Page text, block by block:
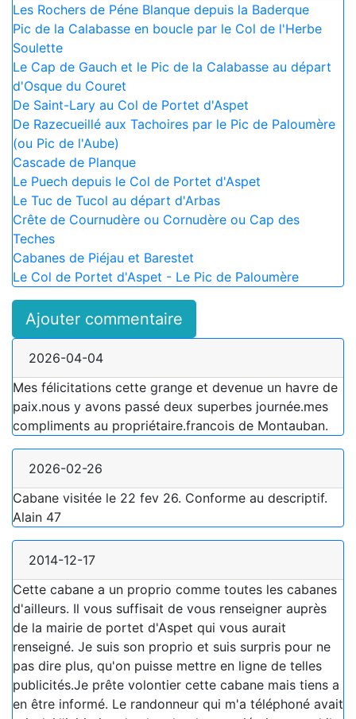
Les Rochers de Péne Blanque depuis la Baderque
Pic de la Calabasse en boucle par le Col de l'Herbe
Soulette
Le Cap de Gauch et le Pic de la Calabasse au départ
d'Osque du Couret
De Saint-Lary au Col de Portet d'Aspet
De Razecueillé aux Tachoires par le Pic de Paloumère
(ou Pic de l'Aube)
Cascade de Planque
Le Puech depuis le Col de Portet d'Aspet
Le Tuc de Tucol au départ d'Arbas
Crête de Cournudère ou Cornudère ou Cap des
Teches
Cabanes de Piéjau et Barestet
Le Col de Portet d'Aspet - Le Pic de Paloumère
Ajouter commentaire
2026-04-04
Mes félicitations cette grange et devenue un havre de
paix.nous y avons passé deux superbes journée.mes
compliments au propriétaire.francois de Montauban.
2026-02-26
Cabane visitée le 22 fev 26. Conforme au descriptif.
Alain 47
2014-12-17
Cette cabane a un proprio comme toutes les cabanes
d'ailleurs. Il vous suffisait de vous renseigner auprès
de la mairie de portet d'Aspet qui vous aurait
renseigné. Je suis son proprio et suis surpris pour ne
pas dire plus, qu'on puisse mettre en ligne de telles
publicités.Je prête volontier cette cabane mais tiens a
en être informé. Le randonneur qui m'a téléphoné avait